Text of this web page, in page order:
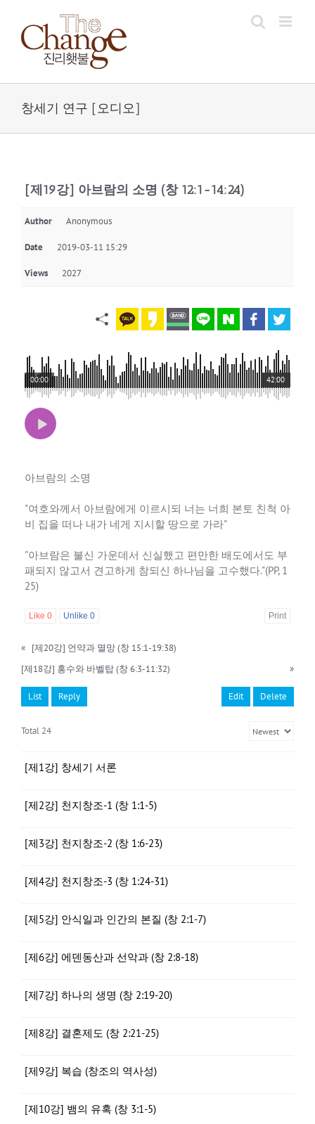
content
창세기 연구 [오디오]
[제19강] 아브람의 소명 (창 12:1-14:24)
Author Anonymous
Date 2019-03-11 15:29
Views 2027
42:00
00:00
아브람의 소명
"여호와께서 아브람에게 이르시되 너는 너희 본토 친척 아
비 집을 떠나 내가 네게 지시할 땅으로 가라"
"아브람은 불신 가운데서 신실했고 편만한 배도에서도 부
패되지 않고서 견고하게 참되신 하나님을 고수했다."(PP, 1
25)
Like 0 Unlike 0 Print
« [제20강] 언약과 멸망 (창 15:1-19:38)
[제18강] 홍수와 바벨탑 (창 6:3-11:32)
»
List Reply Edit Delete
Total 24
[제1강] 창세기 서론
[제2강] 천지창조-1 (창 1:1-5)
[제3강] 천지창조-2 (창 1:6-23)
[제4강] 천지창조-3 (창 1:24-31)
[제5강] 안식일과 인간의 본질 (창 2:1-7)
[제6강] 에덴동산과 선악과 (창 2:8-18)
[제7강] 하나의 생명 (창 2:19-20)
[제8강] 결혼제도 (창 2:21-25)
[제9강] 복습 (창조의 역사성)
[제10강] 뱀의 유혹 (창 3:1-5)